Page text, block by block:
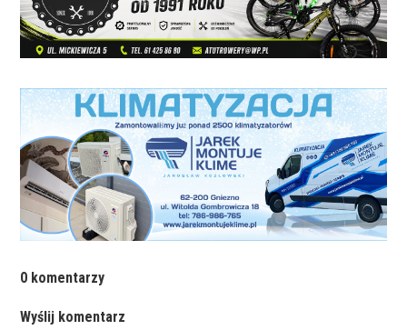
0 komentarzy
Wyślij komentarz